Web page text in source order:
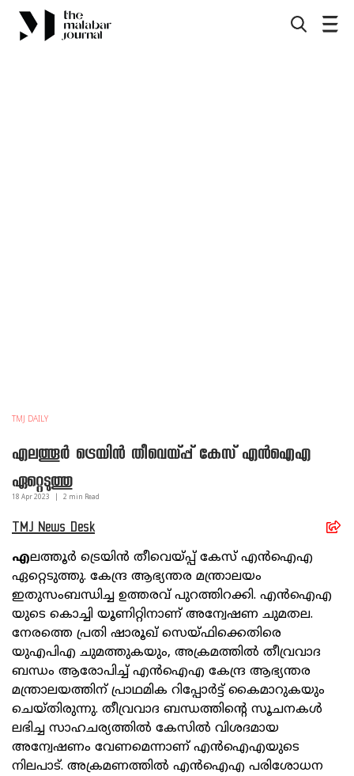
TMJ DAILY
എലത്തൂർ ട്രെയിൻ തീവെയ്പ്പ് കേസ് എൻഐഎ
ഏറ്റെടുത്തു
18 Apr 2023 2 min Read
TMJ News Desk
എലത്തൂർ ട്രെയിൻ തീവെയ്പ്പ് കേസ് എൻഐഎ
ഏറ്റെടുത്തു. കേന്ദ്ര ആഭ്യന്തര മന്ത്രാലയം
ഇതുസംബന്ധിച്ച ഉത്തരവ് പുറത്തിറക്കി. എൻഐഎ
യുടെ കൊച്ചി യൂണിറ്റിനാണ് അന്വേഷണ ചുമതല.
നേരത്തെ പ്രതി ഷാരൂഖ് സെയ്ഫിക്കെതിരെ
യുഎപിഎ ചുമത്തുകയും, അക്രമത്തിൽ തീവ്രവാദ
ബന്ധം ആരോപിച്ച് എൻഐഎ കേന്ദ്ര ആഭ്യന്തര
മന്ത്രാലയത്തിന് പ്രാഥമിക റിപ്പോർട്ട് കൈമാറുകയും
ചെയ്തിരുന്നു. തീവ്രവാദ ബന്ധത്തിന്റെ സൂചനകൾ
ലഭിച്ച സാഹചര്യത്തിൽ കേസിൽ വിശദമായ
അന്വേഷണം വേണമെന്നാണ് എൻഐഎയുടെ
നിലപാട്. അക്രമണത്തിൽ എൻഐഎ പരിശോധന